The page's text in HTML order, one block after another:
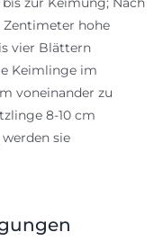
Zentimeter hohe
vier Blättern
Keimlinge im
voneinander zu
8-10 cm
sie